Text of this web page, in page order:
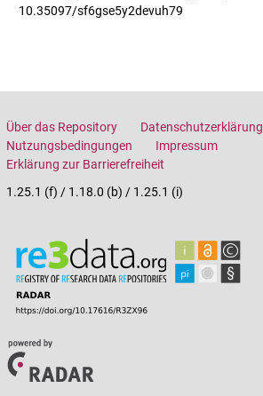
10.35097/sf6gse5y2devuh79
Über das Repository
Datenschutzerklärung
Nutzungsbedingungen
Impressum
Erklärung zur Barrierefreiheit
1.25.1 (f) / 1.18.0 (b) / 1.25.1 (i)